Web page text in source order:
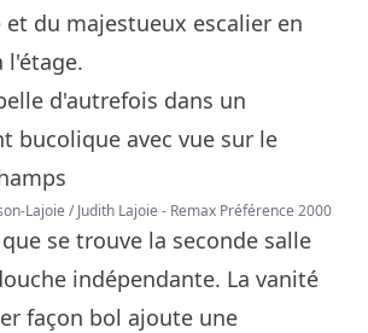
du majestueux escalier en
l'étage.
Lajoie / Judith Lajoie - Remax Préférence 2000
se trouve la seconde salle
indépendante. La vanité
façon bol ajoute une